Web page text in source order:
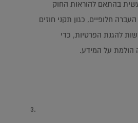
בהתאם להוראות החוק
חלופיים, כגון תקני חוזים
להגנת הפרטיות, כדי
הולמת על המידע.